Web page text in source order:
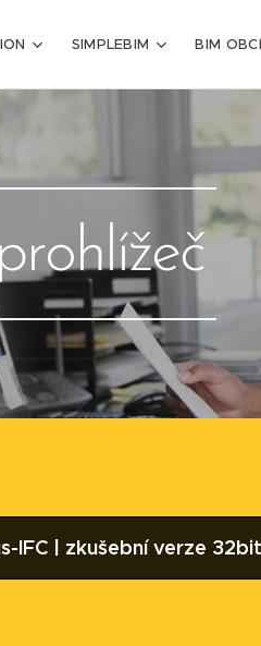
SIMPLEBIM BIM
IFC | zkušební verze